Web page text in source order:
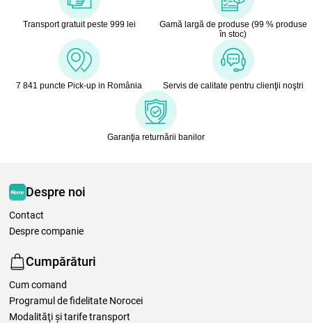
Transport gratuit peste 999 lei
Gamă largă de produse (99 % produse
în stoc)
7 841 puncte Pick-up in România Servis de calitate pentru clienţii noştri
Garanţia returnării banilor
Despre noi
Contact
Despre companie
Cumpărături
Cum comand
Programul de fidelitate Norocei
Modalităţi şi tarife transport